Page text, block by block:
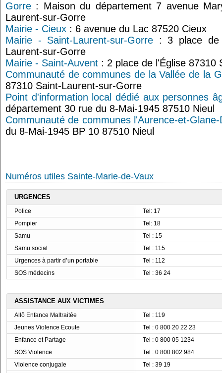
Gorre : Maison du département 7 avenue
Laurent-sur-Gorre
Mairie - Cieux : 6 avenue du Lac 87520 Cieux
Mairie - Saint-Laurent-sur-Gorre : 3 place de
Laurent-sur-Gorre
Mairie - Saint-Auvent : 2 place de l'Église 87310
Communauté de communes de la Vallée de la
87310 Saint-Laurent-sur-Gorre
Point d'information local dédié aux personnes
département 30 rue du 8-Mai-1945 87510 Nieul
Communauté de communes l'Aurence-et-
du 8-Mai-1945 BP 10 87510 Nieul
Numéros utiles Sainte-Marie-de-Vaux
URGENCES
Police
Tel: 17
Pompier
Tel: 18
Samu
Tel : 15
Samu social
Tel : 115
Urgences à partir d’un portable
Tel : 112
SOS médecins
Tel : 36 24
ASSISTANCE AUX VICTIMES
Allô Enfance Maltraitée
Tel : 119
Jeunes Violence Ecoute
Tel : 0 800 20 22 23
Enfance et Partage
Tel : 0 800 05 1234
SOS Violence
Tel : 0 800 802 984
Violence conjugale
Tel : 39 19